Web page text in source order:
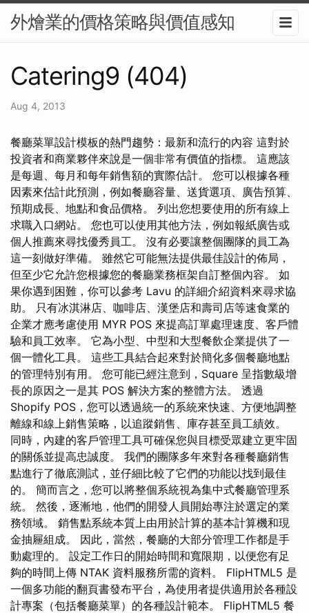
外燴業的價格策略與價值感知
Catering9 (404)
Aug 4, 2013
餐廳菜單設計模板的熱門趨勢：最新和流行的內容 這對於
投資者和商業夥伴來說是一個非常有價值的指標。 這應該
是每週、每月和每年銷售額的實際估計。 您可以根據各種
因素來估計此預測，例如餐廳容量、送貨選項、廣告預算、
預期成長、地點和食品價格。 列出您想要使用的所有線上
求職入口網站。 您也可以使用其他方法，例如報紙廣告或
個人推薦來尋找優秀員工。 沒有必要讓整個團隊的員工為
這一刻做好準備。 雖然它可能無法提供最佳設計的佈局，
但至少它允許您根據您的餐廳業務框架自訂整個內容。 如
果你遇到困難，你可以參考 Lavu 的詳細介紹資料來尋求協
助。 只有冰淇淋店、咖啡店、漢堡店和壽司店等速食業的
企業才應考慮使用 MYR POS 來提高訂單處理速度、客戶體
驗和員工效率。 它為小型、中型和大型餐飲企業提供了一
個一體化工具。 這些工具結合起來對於簡化多個餐廳地點
的管理特別有用。 您可能已經注意到，Square 呈指數級增
長的原因之一是其 POS 解決方案的整體方法。 透過
Shopify POS，您可以透過統一的系統來快速、方便地調整
離線和線上銷售策略，以追蹤銷售、庫存甚至員工績效。
同時，內建的客戶管理工具可確保您與目標受眾建立更牢固
的關係並提高忠誠度。 我們的團隊多年來對各種餐廳銷售
點進行了徹底測試，並仔細比較了它們的功能以找到最佳
的。 簡而言之，您可以將整個系統視為集中式餐廳管理系
統。 然後，逐漸地，他們的開發人員開始專注於選定的業
務領域。 銷售點系統本質上由用於計算的基本計算機和現
金抽屜組成。 因此，當然，餐廳的大部分管理工作都是手
動處理的。 設定工作日的開始時間和寬限期，以便您有足
夠的時間上傳 NTAK 資料服務所需的資料。 FlipHTML5 是
一個多功能的翻頁書發布平台，為使用者提供適用於各種設
計專案（包括餐廳菜單）的各種設計範本。 FlipHTML5 餐